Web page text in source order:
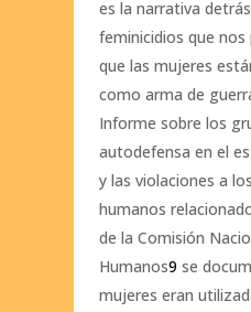
es la narrativa
feminicidios que
que las mujeres
como arma de
Informe sobre los
autodefensa en el
y las violaciones a
humanos
de la Comisión
Humanos9 se
mujeres eran